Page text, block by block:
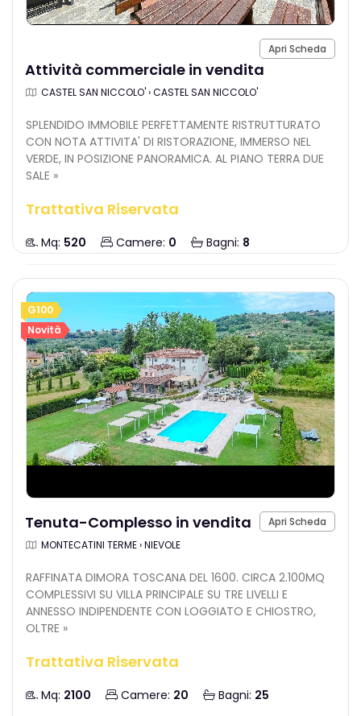
Apri Scheda
Attività commerciale in vendita
CASTEL SAN NICCOLO' › CASTEL SAN NICCOLO'
SPLENDIDO IMMOBILE PERFETTAMENTE RISTRUTTURATO
CON NOTA ATTIVITA' DI RISTORAZIONE, IMMERSO NEL
VERDE, IN POSIZIONE PANORAMICA. AL PIANO TERRA DUE
SALE »
Trattativa Riservata
Mq: 520 Camere: 0 Bagni: 8
G100
Novità
Apri Scheda
Tenuta-Complesso in vendita
MONTECATINI TERME › NIEVOLE
RAFFINATA DIMORA TOSCANA DEL 1600. CIRCA 2.100MQ
COMPLESSIVI SU VILLA PRINCIPALE SU TRE LIVELLI E
ANNESSO INDIPENDENTE CON LOGGIATO E CHIOSTRO,
OLTRE »
Trattativa Riservata
Mq: 2100 Camere: 20 Bagni: 25